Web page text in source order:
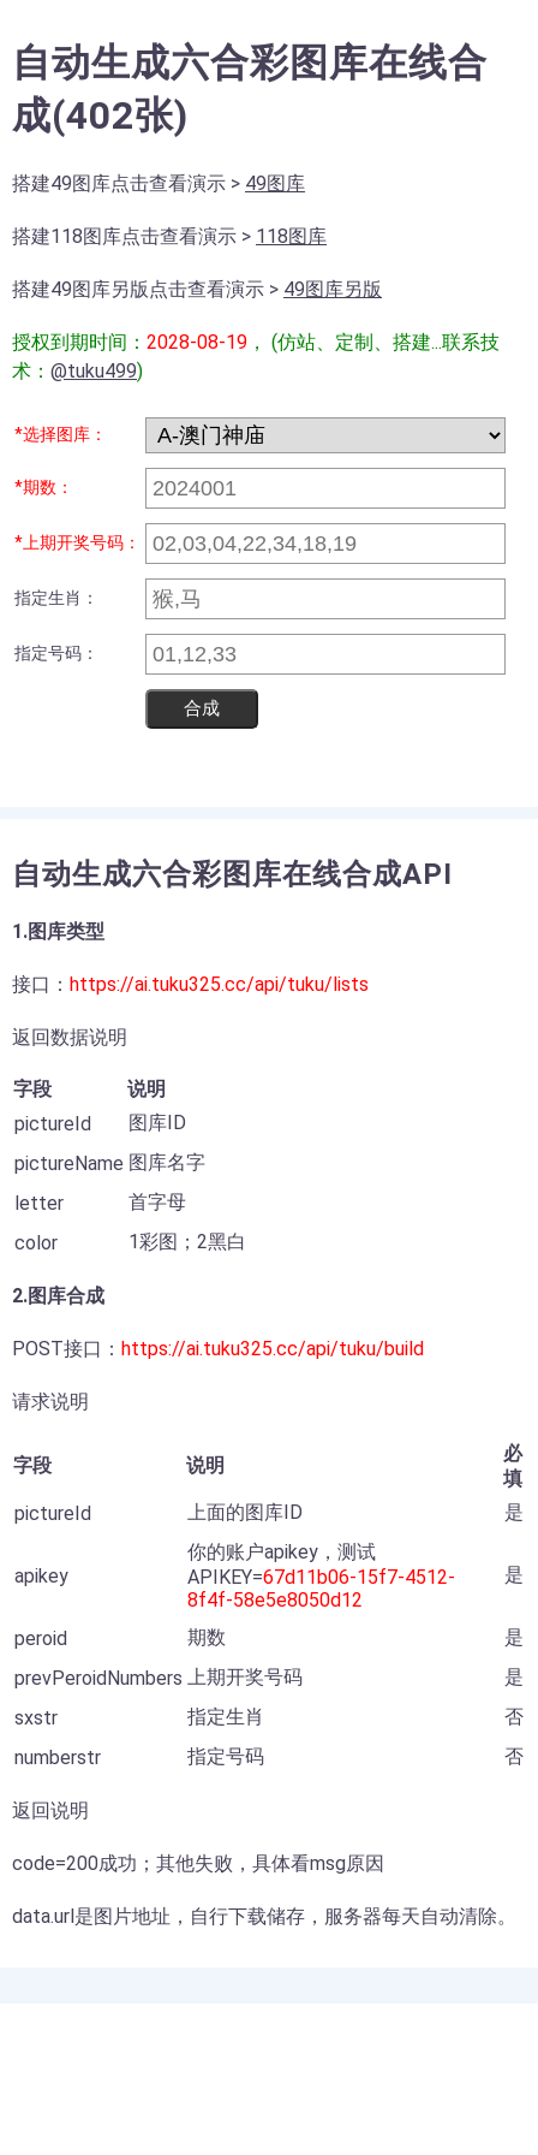
自动生成六合彩图库在线合
成(402张)
搭建49图库点击查看演示 > 49图库
搭建118图库点击查看演示 > 118图库
搭建49图库另版点击查看演示 > 49图库另版
授权到期时间： 2028-08-19 ， (仿站、定制、搭建...联系技
术： @tuku499)
*选择图库：
*期数：
*上期开奖号码：
指定生肖：
指定号码：
合成
自动生成六合彩图库在线合成API
1.图库类型
接口： https://ai.tuku325.cc/api/tuku/lists
返回数据说明
字段
说明
pictureId
图库ID
pictureName 图库名字
letter
首字母
color
1彩图；2黑白
2.图库合成
POST接口： https://ai.tuku325.cc/api/tuku/build
请求说明
字段 说明
必
填
pictureId
上面的图库ID 是
apikey
你的账户apikey，测试
APIKEY=67d11b06-15f7-4512-
8f4f-58e5e8050d12
是
peroid 期数
是
prevPeroidNumbers
上期开奖号码
是
sxstr
指定生肖
否
numberstr
指定号码 否
返回说明
code=200成功；其他失败，具体看msg原因
data.url是图片地址，自行下载储存，服务器每天自动清除。